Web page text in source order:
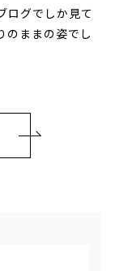
ログでしか見て
のままの姿でし